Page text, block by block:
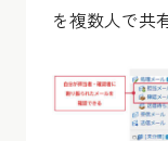
を複数人で共